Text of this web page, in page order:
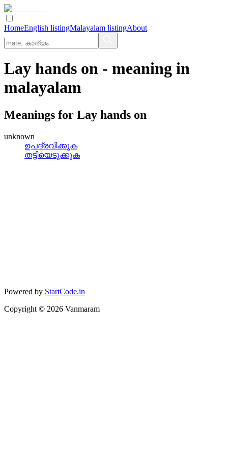
HomeEnglish listingMalayalam listingAbout
Lay hands on - meaning in
malayalam
Meanings for Lay hands on
unknown
ഉപദ്രവിക്കുക
തട്ടിയെടുക്കുക
Powered by StartCode.in
Copyright © 2026 Vanmaram